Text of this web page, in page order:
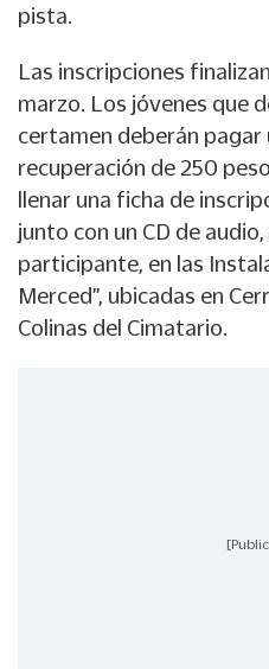
pista.
Las inscripciones
marzo. Los jóvenes que
certamen deberán pagar
recuperación de 250
llenar una ficha de
junto con un CD de
participante, en las
Merced”, ubicadas en
Colinas del Cimatario.